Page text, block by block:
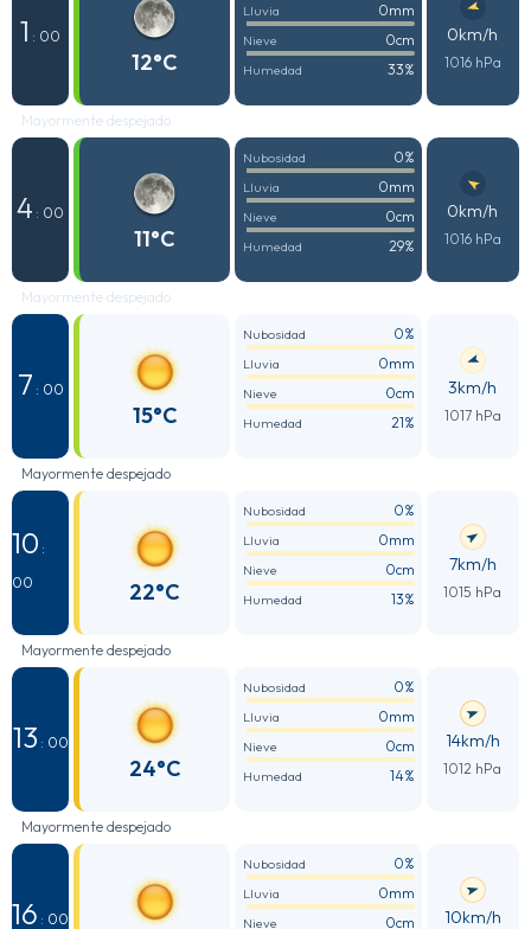
1 : 00
12°C
Lluvia 0mm
Nieve 0cm
Humedad 33%
0km/h
1016 hPa
Mayormente despejado
4 : 00
11°C
Nubosidad 0%
Lluvia 0mm
Nieve 0cm
Humedad 29%
0km/h
1016 hPa
Mayormente despejado
7 : 00
15°C
Nubosidad 0%
Lluvia 0mm
Nieve 0cm
Humedad 21%
3km/h
1017 hPa
Mayormente despejado
10 :
00
22°C
Nubosidad 0%
Lluvia 0mm
Nieve 0cm
Humedad 13%
7km/h
1015 hPa
Mayormente despejado
13 : 00
24°C
Nubosidad 0%
Lluvia 0mm
Nieve 0cm
Humedad 14%
14km/h
1012 hPa
Mayormente despejado
16 : 00
Nubosidad 0%
Lluvia 0mm
Nieve 0cm 10km/h